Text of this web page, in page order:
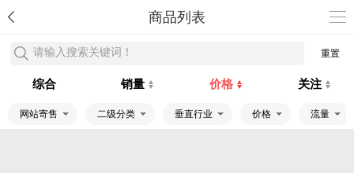
商品列表
请输入搜索关键词！ 重置
综合 销量 价格 关注
网站寄售 二级分类 垂直行业 价格 流量